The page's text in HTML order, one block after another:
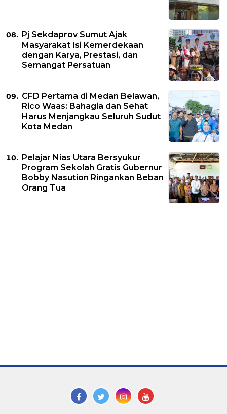
Pj Sekdaprov Sumut Ajak
Masyarakat Isi Kemerdekaan
dengan Karya, Prestasi, dan
Semangat Persatuan
CFD Pertama di Medan Belawan,
Rico Waas: Bahagia dan Sehat
Harus Menjangkau Seluruh Sudut
Kota Medan
Pelajar Nias Utara Bersyukur
Program Sekolah Gratis Gubernur
Bobby Nasution Ringankan Beban
Orang Tua